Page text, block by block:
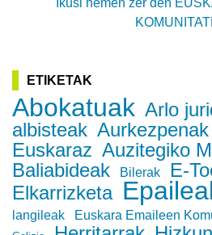
Ikusi hemen zer den
ETIKETAK
Abokatuak Arlo
albisteak Aurkezpenak
Euskaraz Auzitegiko
Baliabideak
Bilerak
E-
Elkarrizketa
langileak
Euskara Emaileen